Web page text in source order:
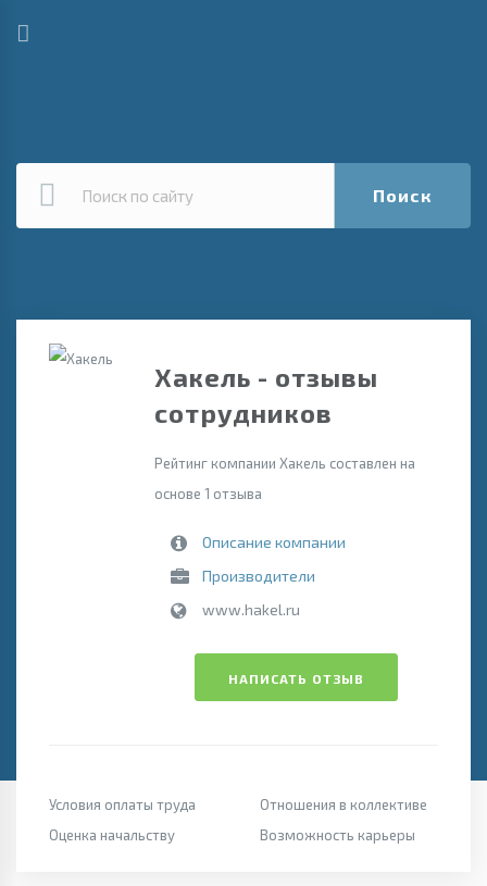
Поиск
Хакель - отзывы
сотрудников
Рейтинг компании Хакель составлен на
основе 1 отзыва
Описание компании
Производители
www.hakel.ru
НАПИСАТЬ ОТЗЫВ
Условия оплаты труда
Отношения в коллективе
Оценка начальству
Возможность карьеры